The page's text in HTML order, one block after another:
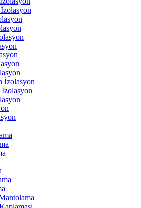
İzolasyon